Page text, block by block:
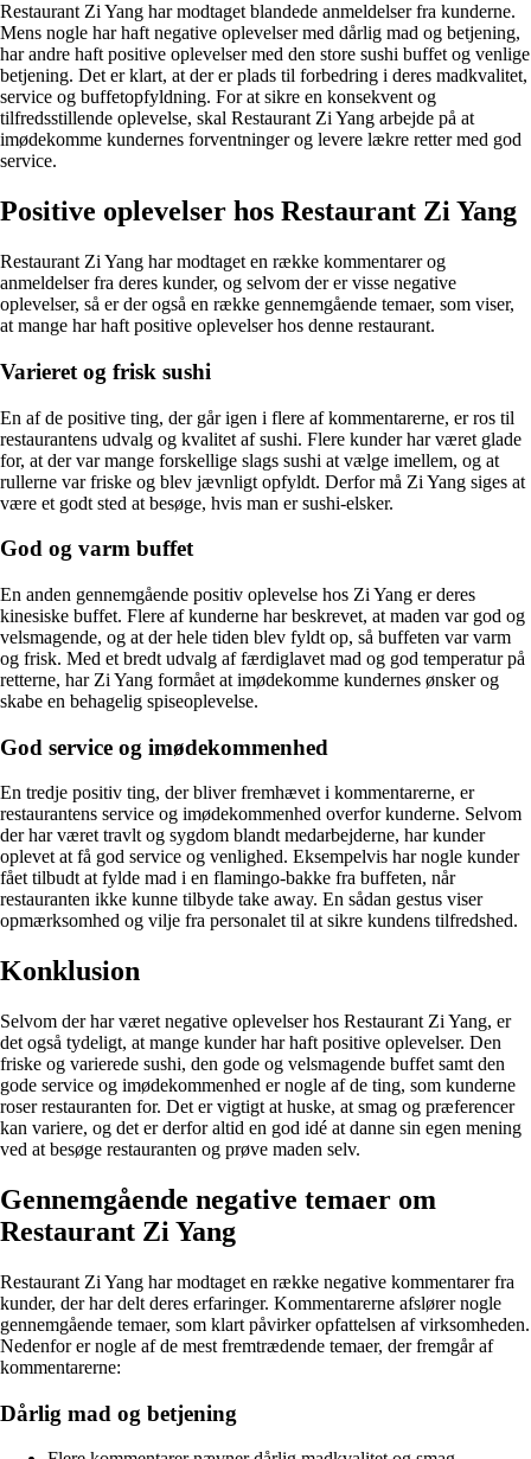
Restaurant Zi Yang har modtaget blandede anmeldelser fra kunderne.
Mens nogle har haft negative oplevelser med dårlig mad og betjening,
har andre haft positive oplevelser med den store sushi buffet og venlige
betjening. Det er klart, at der er plads til forbedring i deres madkvalitet,
service og buffetopfyldning. For at sikre en konsekvent og
tilfredsstillende oplevelse, skal Restaurant Zi Yang arbejde på at
imødekomme kundernes forventninger og levere lækre retter med god
service.
Positive oplevelser hos Restaurant Zi Yang
Restaurant Zi Yang har modtaget en række kommentarer og
anmeldelser fra deres kunder, og selvom der er visse negative
oplevelser, så er der også en række gennemgående temaer, som viser,
at mange har haft positive oplevelser hos denne restaurant.
Varieret og frisk sushi
En af de positive ting, der går igen i flere af kommentarerne, er ros til
restaurantens udvalg og kvalitet af sushi. Flere kunder har været glade
for, at der var mange forskellige slags sushi at vælge imellem, og at
rullerne var friske og blev jævnligt opfyldt. Derfor må Zi Yang siges at
være et godt sted at besøge, hvis man er sushi-elsker.
God og varm buffet
En anden gennemgående positiv oplevelse hos Zi Yang er deres
kinesiske buffet. Flere af kunderne har beskrevet, at maden var god og
velsmagende, og at der hele tiden blev fyldt op, så buffeten var varm
og frisk. Med et bredt udvalg af færdiglavet mad og god temperatur på
retterne, har Zi Yang formået at imødekomme kundernes ønsker og
skabe en behagelig spiseoplevelse.
God service og imødekommenhed
En tredje positiv ting, der bliver fremhævet i kommentarerne, er
restaurantens service og imødekommenhed overfor kunderne. Selvom
der har været travlt og sygdom blandt medarbejderne, har kunder
oplevet at få god service og venlighed. Eksempelvis har nogle kunder
fået tilbudt at fylde mad i en flamingo-bakke fra buffeten, når
restauranten ikke kunne tilbyde take away. En sådan gestus viser
opmærksomhed og vilje fra personalet til at sikre kundens tilfredshed.
Konklusion
Selvom der har været negative oplevelser hos Restaurant Zi Yang, er
det også tydeligt, at mange kunder har haft positive oplevelser. Den
friske og varierede sushi, den gode og velsmagende buffet samt den
gode service og imødekommenhed er nogle af de ting, som kunderne
roser restauranten for. Det er vigtigt at huske, at smag og præferencer
kan variere, og det er derfor altid en god idé at danne sin egen mening
ved at besøge restauranten og prøve maden selv.
Gennemgående negative temaer om
Restaurant Zi Yang
Restaurant Zi Yang har modtaget en række negative kommentarer fra
kunder, der har delt deres erfaringer. Kommentarerne afslører nogle
gennemgående temaer, som klart påvirker opfattelsen af virksomheden.
Nedenfor er nogle af de mest fremtrædende temaer, der fremgår af
kommentarerne:
Dårlig mad og betjening